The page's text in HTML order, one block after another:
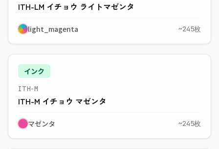
ITH-LM イチョウ ライトマゼンタ
light_magenta ~245枚
インク
ITH-M
ITH-M イチョウ マゼンタ
マゼンタ ~245枚